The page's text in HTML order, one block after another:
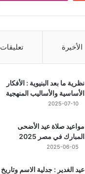
الأخيرة تعليقات
نظرية ما بعد البنيوية : الأفكار
الأساسية والأساليب المنهجية
2025-07-10
مواعيد صلاة عيد الأضحى
المبارك في مصر 2025
2025-06-05
عيد الغدير : جدلية الاسم وتاريخ